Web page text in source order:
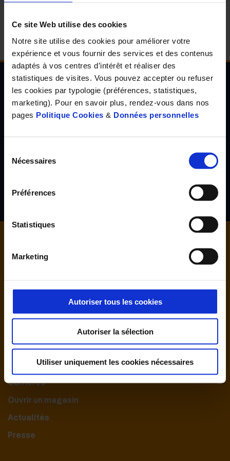
Ce site Web utilise des cookies
Notre site utilise des cookies pour améliorer votre
expérience et vous fournir des services et des contenus
adaptés à vos centres d’intérêt et réaliser des
statistiques de visites. Vous pouvez accepter ou refuser
les cookies par typologie (préférences, statistiques,
marketing). Pour en savoir plus, rendez-vous dans nos
pages Politique Cookies & Données personnelles
Nécessaires
Préférences
Statistiques
Marketing
Autoriser tous les cookies
Autoriser la sélection
Utiliser uniquement les cookies nécessaires
Nous contacter
Le Groupement
Nos engagements
Carrières
Ouvrir un magasin
Actualités
Presse
Newsletter de l'Observatoire de la santé Visuelle
et Auditive